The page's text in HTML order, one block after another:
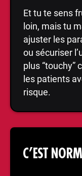
Et tu te sens
loin, mais tu
ajuster les
ou sécuriser
plus “touchy”
les patients
risque.
C’EST